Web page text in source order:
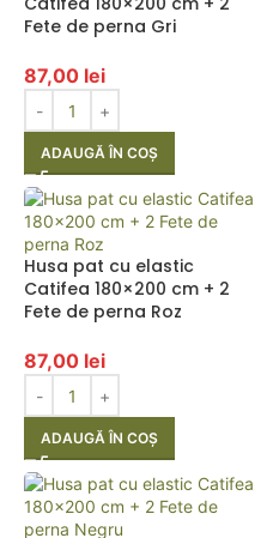
Fete de perna Gri
87,00 lei
ADAUGĂ ÎN COȘ
Husa pat cu elastic
Catifea 180×200 cm + 2
Fete de perna Roz
87,00 lei
ADAUGĂ ÎN COȘ